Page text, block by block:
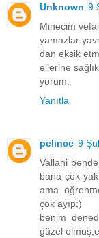
Unknown 9
Minecim
yamazlar
dan eksik
ellerine
yorum.
Yanıtla
pelince 9
Vallahi
bana çok
ama
çok ayıp;)
benim
güzel